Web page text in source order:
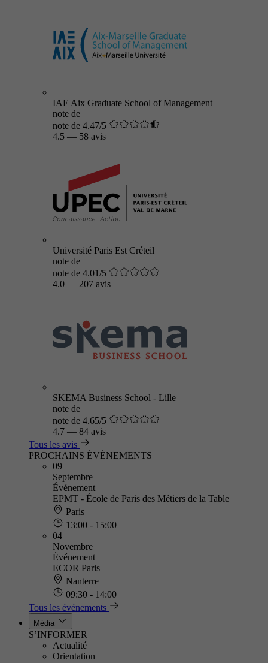
IAE Aix Graduate School of Management
note de
note de 4.47/5
4.5 — 58 avis
Université Paris Est Créteil
note de
note de 4.01/5
4.0 — 207 avis
SKEMA Business School - Lille
note de
note de 4.65/5
4.7 — 84 avis
Tous les avis
PROCHAINS ÉVÈNEMENTS
09
Septembre
Événement
EPMT - École de Paris des Métiers de la Table
Paris
13:00 - 15:00
04
Novembre
Événement
ECOR Paris
Nanterre
09:30 - 14:00
Tous les événements
Média
S’INFORMER
Actualité
Orientation